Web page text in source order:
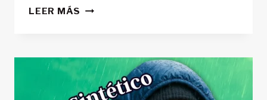
LEER MÁS MANTENTE
CONSEJOS
PARA
HACER